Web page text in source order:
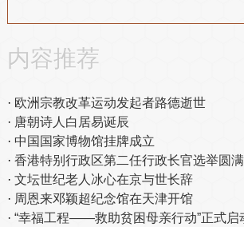
内容推荐
欧洲宗教改革运动发起者路德逝世
唐朝诗人白居易诞辰
中国国家博物馆挂牌成立
香港特别行政区第二任行政长官选举圆
文坛世纪老人冰心在京与世长辞
周恩来邓颖超纪念馆在天津开馆
“幸福工程——救助贫困母亲行动”正式启